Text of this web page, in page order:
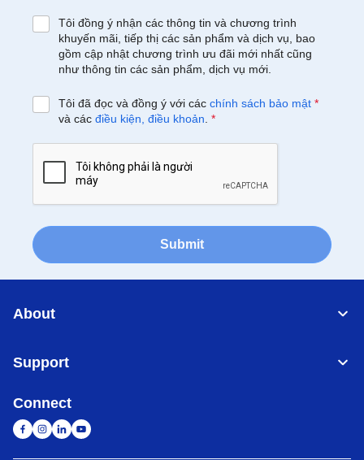
Tôi đồng ý nhận các thông tin và chương trình
khuyến mãi, tiếp thị các sản phẩm và dịch vụ, bao
gồm cập nhật chương trình ưu đãi mới nhất cũng
như thông tin các sản phẩm, dịch vụ mới.
Tôi đã đọc và đồng ý với các chính sách bảo mật *
và các điều kiện, điều khoản *
Submit
About
Support
Connect